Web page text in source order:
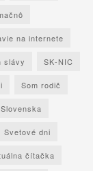
na internete
slávy SK-NIC
Som rodič
Svetové dni
čítačka